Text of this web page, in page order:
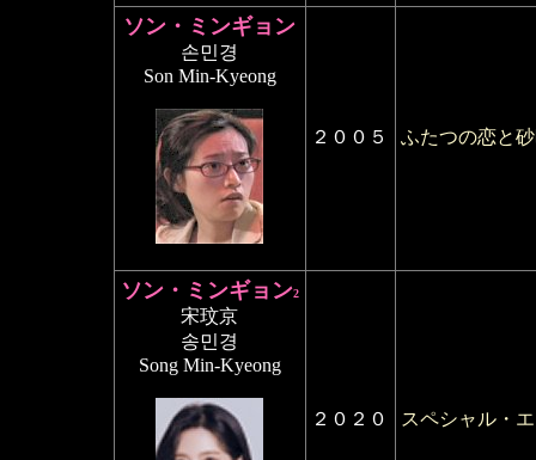
ソン・ミンギョン
손민경
Son Min-Kyeong
２００５ ふたつの恋と
ソン・ミンギョン2
宋玟京
송민경
Song Min-Kyeong
２０２０ スペシャル・